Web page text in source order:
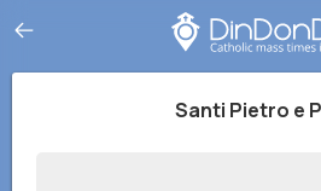
Santi Pietro e